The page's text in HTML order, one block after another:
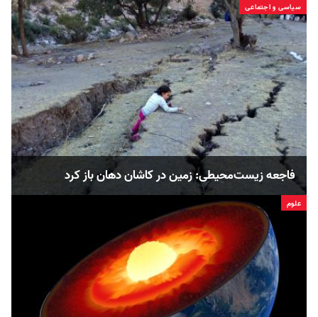
سیاسی و اجتماعی
فاجعه زیست‌محیطی:‌ زمین در کاشان دهان باز کرد
علوم